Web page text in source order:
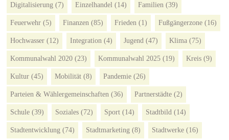
Digitalisierung (7) Einzelhandel (14) Familien (39)
Feuerwehr (5) Finanzen (85) Frieden (1) Fußgängerzone (16)
Hochwasser (12) Integration (4) Jugend (47) Klima (75)
Kommunalwahl 2020 (23) Kommunalwahl 2025 (19) Kreis (9)
Kultur (45) Mobilität (8) Pandemie (26)
Parteien & Wählergemeinschaften (36) Partnerstädte (2)
Schule (39) Soziales (72) Sport (14) Stadtbild (14)
Stadtentwicklung (74) Stadtmarketing (8) Stadtwerke (16)